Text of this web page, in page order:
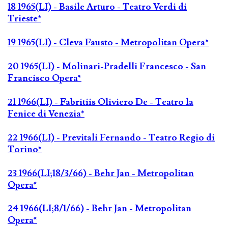
18 1965(LI) - Basile Arturo - Teatro Verdi di
Trieste*
19 1965(LI) - Cleva Fausto - Metropolitan Opera*
20 1965(LI) - Molinari-Pradelli Francesco - San
Francisco Opera*
21 1966(LI) - Fabritiis Oliviero De - Teatro la
Fenice di Venezia*
22 1966(LI) - Previtali Fernando - Teatro Regio di
Torino*
23 1966(LI;18/3/66) - Behr Jan - Metropolitan
Opera*
24 1966(LI;8/1/66) - Behr Jan - Metropolitan
Opera*